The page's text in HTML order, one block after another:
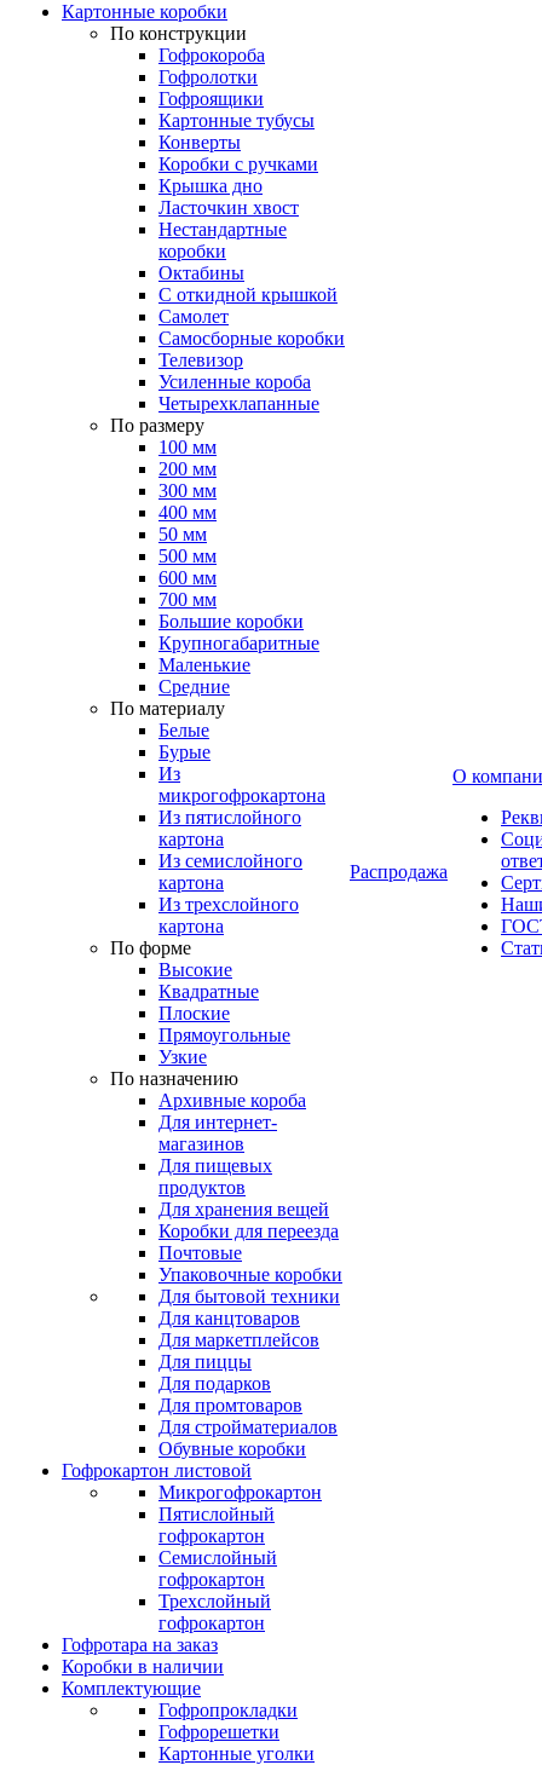
Картонные коробки
По конструкции
Гофрокороба
Гофролотки
Гофроящики
Картонные тубусы
Конверты
Коробки с ручками
Крышка дно
Ласточкин хвост
Нестандартные
коробки
Октабины
С откидной крышкой
Самолет
Самосборные коробки
Телевизор
Усиленные короба
Четырехклапанные
По размеру
100 мм
200 мм
300 мм
400 мм
50 мм
500 мм
600 мм
700 мм
Большие коробки
Крупногабаритные
Маленькие
Средние
По материалу
Белые
Бурые
Из
микрогофрокартона
Из пятислойного
картона
Из семислойного
картона
Из трехслойного
картона
По форме
Высокие
Квадратные
Плоские
Прямоугольные
Узкие
По назначению
Архивные короба
Для интернет-
магазинов
Для пищевых
продуктов
Для хранения вещей
Коробки для переезда
Почтовые
Упаковочные коробки
Для бытовой техники
Для канцтоваров
Для маркетплейсов
Для пиццы
Для подарков
Для промтоваров
Для стройматериалов
Обувные коробки
Гофрокартон листовой
Микрогофрокартон
Пятислойный
гофрокартон
Семислойный
гофрокартон
Трехслойный
гофрокартон
Гофротара на заказ
Коробки в наличии
Комплектующие
Гофропрокладки
Гофрорешетки
Картонные уголки
Распродажа
О